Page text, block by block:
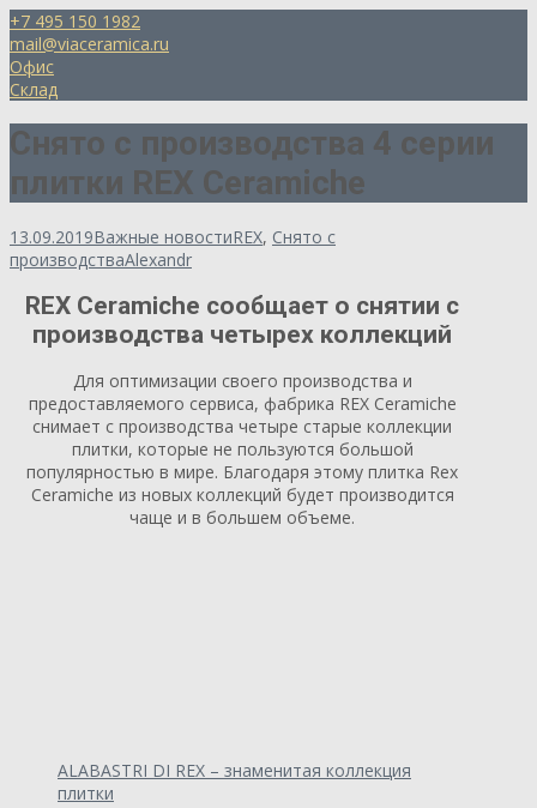
+7 495 150 1982
mail@viaceramica.ru
Офис
Склад
Снято с производства 4 серии
плитки REX Ceramiche
13.09.2019Важные новостиREX, Снято с
производстваAlexandr
REX Ceramiche сообщает о снятии с
производства четырех коллекций
Для оптимизации своего производства и
предоставляемого сервиса, фабрика REX Ceramiche
снимает с производства четыре старые коллекции
плитки, которые не пользуются большой
популярностью в мире. Благодаря этому плитка Rex
Ceramiche из новых коллекций будет производится
чаще и в большем объеме.
ALABASTRI DI REX – знаменитая коллекция
плитки